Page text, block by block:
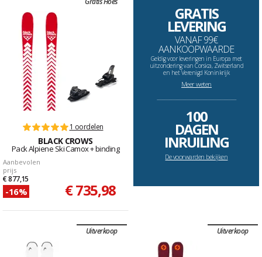
1 oordelen
BLACK CROWS
Pack Alpiene Ski Camox + binding
Aanbevolen
prijs
€ 877,15
-16% € 735,98
GRATIS
LEVERING
VANAF 99€
AANKOOPWAARDE
Geldig voor leveringen in Europa met
uitzondering van Corsica, Zwitserland
en het Verenigd Koninkrijk
Meer weten
--------------------------------------------------------------------
100
DAGEN
INRUILING
De voorwarden bekijken
Uitverkoop Uitverkoop